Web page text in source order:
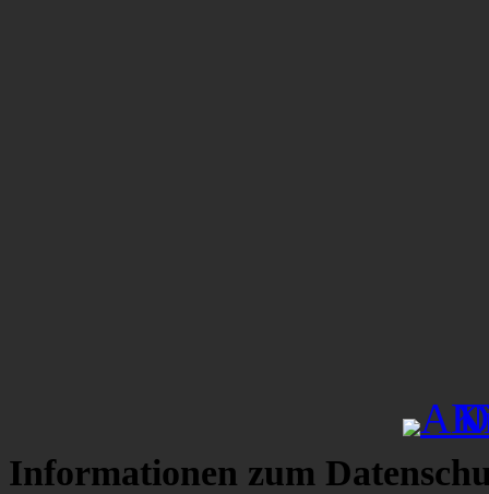
Informationen zum